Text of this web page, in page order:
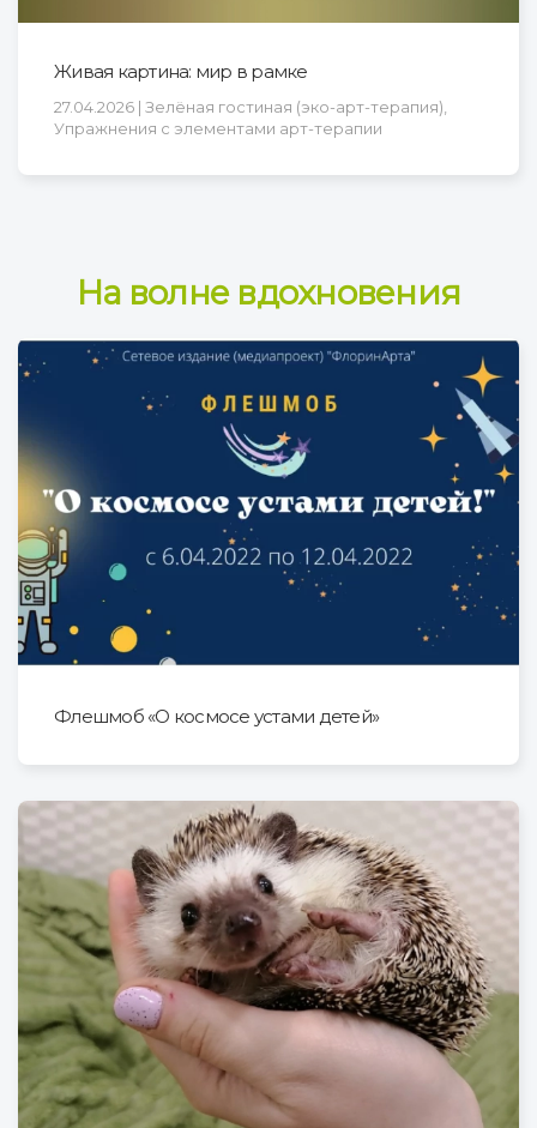
Живая картина: мир в рамке
27.04.2026 | Зелёная гостиная (эко-арт-терапия),
Упражнения с элементами арт-терапии
На волне вдохновения
Флешмоб «О космосе устами детей»